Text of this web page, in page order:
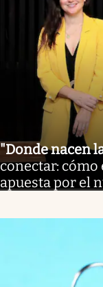
"Donde nacen
conectar: cómo
apuesta por el